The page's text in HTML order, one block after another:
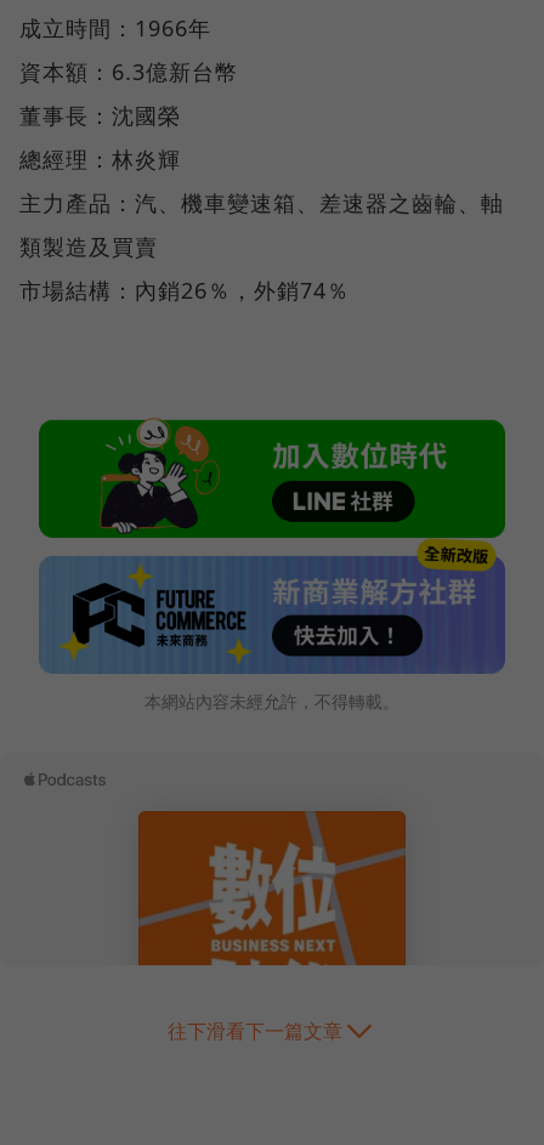
成立時間：1966年
資本額：6.3億新台幣
董事長：沈國榮
總經理：林炎輝
主力產品：汽、機車變速箱、差速器之齒輪、軸
類製造及買賣
市場結構：內銷26％，外銷74％
本網站內容未經允許，不得轉載。
往下滑看下一篇文章